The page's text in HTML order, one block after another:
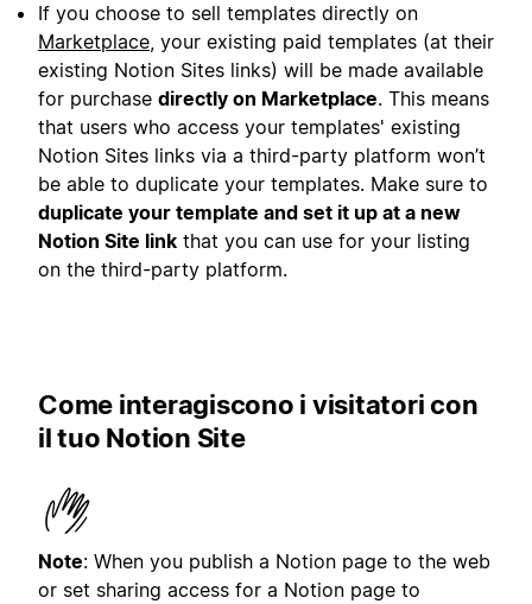
If you choose to sell templates directly on
Marketplace, your existing paid templates (at their
existing Notion Sites links) will be made available
for purchase directly on Marketplace. This means
that users who access your templates' existing
Notion Sites links via a third-party platform won’t
be able to duplicate your templates. Make sure to
duplicate your template and set it up at a new
Notion Site link that you can use for your listing
on the third-party platform.
Come interagiscono i visitatori con
il tuo Notion Site
Note: When you publish a Notion page to the web
or set sharing access for a Notion page to